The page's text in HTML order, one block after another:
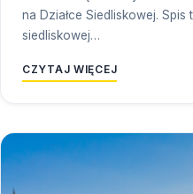
na Działce Siedliskowej. Spis
siedliskowej…
CZYTAJ WIĘCEJ